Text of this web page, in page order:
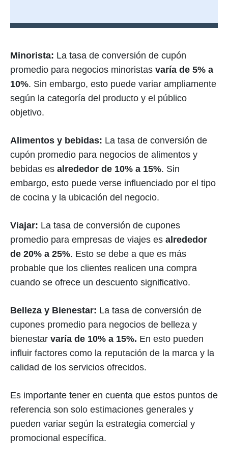
Minorista: La tasa de conversión de cupón
promedio para negocios minoristas varía de 5% a
10%. Sin embargo, esto puede variar ampliamente
según la categoría del producto y el público
objetivo.
Alimentos y bebidas: La tasa de conversión de
cupón promedio para negocios de alimentos y
bebidas es alrededor de 10% a 15%. Sin
embargo, esto puede verse influenciado por el tipo
de cocina y la ubicación del negocio.
Viajar: La tasa de conversión de cupones
promedio para empresas de viajes es alrededor
de 20% a 25%. Esto se debe a que es más
probable que los clientes realicen una compra
cuando se ofrece un descuento significativo.
Belleza y Bienestar: La tasa de conversión de
cupones promedio para negocios de belleza y
bienestar varía de 10% a 15%. En esto pueden
influir factores como la reputación de la marca y la
calidad de los servicios ofrecidos.
Es importante tener en cuenta que estos puntos de
referencia son solo estimaciones generales y
pueden variar según la estrategia comercial y
promocional específica.